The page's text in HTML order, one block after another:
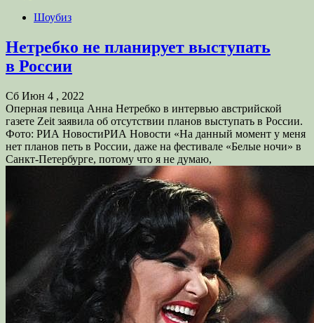
Шоубиз
Нетребко не планирует выступать
в России
Сб Июн 4 , 2022
Оперная певица Анна Нетребко в интервью австрийской
газете Zeit заявила об отсутствии планов выступать в России.
Фото: РИА НовостиРИА Новости «На данный момент у меня
нет планов петь в России, даже на фестивале «Белые ночи» в
Санкт-Петербурге, потому что я не думаю,